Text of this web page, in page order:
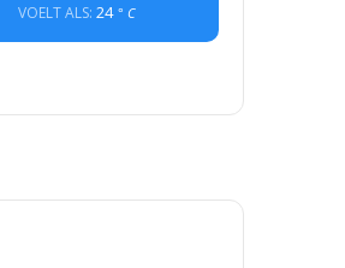
VOELT ALS:24° C